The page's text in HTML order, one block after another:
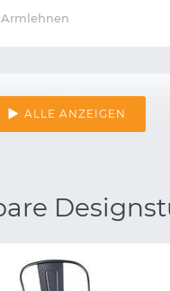
ALLE ANZEIGEN